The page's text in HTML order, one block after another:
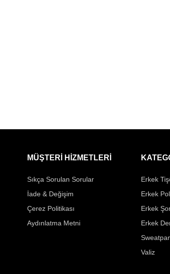
MÜŞTERİ HİZMETLERİ
Sıkça Sorulan Sorular
İade & Değişim
Çerez Politikası
Aydınlatma Metni
Erkek
Erkek
Erkek
Erkek
Valiz